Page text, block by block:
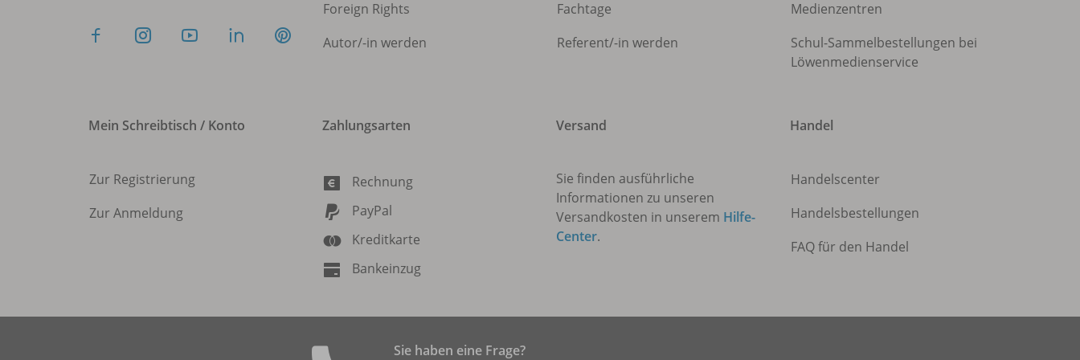
Foreign Rights
Autor/-in werden
Fachtage
Referent/-in werden
Medienzentren
Schul-Sammelbestellungen bei
Löwenmedienservice
Mein Schreibtisch / Konto
Zur Registrierung
Zur Anmeldung
Zahlungsarten
Rechnung
PayPal
Kreditkarte
Bankeinzug
Versand
Sie finden ausführliche
Informationen zu unseren
Versandkosten in unserem Hilfe-
Center.
Handel
Handelscenter
Handelsbestellungen
FAQ für den Handel
Sie haben eine Frage?